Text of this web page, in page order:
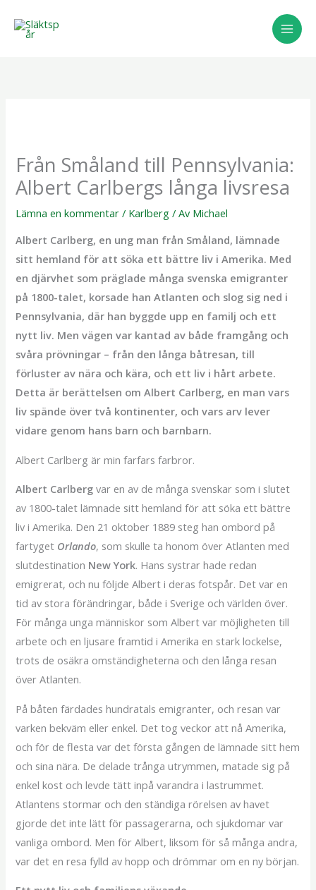
Från Småland till Pennsylvania:
Albert Carlbergs långa livsresa
Lämna en kommentar / Karlberg / Av Michael
Albert Carlberg, en ung man från Småland, lämnade
sitt hemland för att söka ett bättre liv i Amerika. Med
en djärvhet som präglade många svenska emigranter
på 1800-talet, korsade han Atlanten och slog sig ned i
Pennsylvania, där han byggde upp en familj och ett
nytt liv. Men vägen var kantad av både framgång och
svåra prövningar – från den långa båtresan, till
förluster av nära och kära, och ett liv i hårt arbete.
Detta är berättelsen om Albert Carlberg, en man vars
liv spände över två kontinenter, och vars arv lever
vidare genom hans barn och barnbarn.
Albert Carlberg är min farfars farbror.
Albert Carlberg var en av de många svenskar som i slutet
av 1800-talet lämnade sitt hemland för att söka ett bättre
liv i Amerika. Den 21 oktober 1889 steg han ombord på
fartyget Orlando, som skulle ta honom över Atlanten med
slutdestination New York. Hans systrar hade redan
emigrerat, och nu följde Albert i deras fotspår. Det var en
tid av stora förändringar, både i Sverige och världen över.
För många unga människor som Albert var möjligheten till
arbete och en ljusare framtid i Amerika en stark lockelse,
trots de osäkra omständigheterna och den långa resan
över Atlanten.
På båten färdades hundratals emigranter, och resan var
varken bekväm eller enkel. Det tog veckor att nå Amerika,
och för de flesta var det första gången de lämnade sitt hem
och sina nära. De delade trånga utrymmen, matade sig på
enkel kost och levde tätt inpå varandra i lastrummet.
Atlantens stormar och den ständiga rörelsen av havet
gjorde det inte lätt för passagerarna, och sjukdomar var
vanliga ombord. Men för Albert, liksom för så många andra,
var det en resa fylld av hopp och drömmar om en ny början.